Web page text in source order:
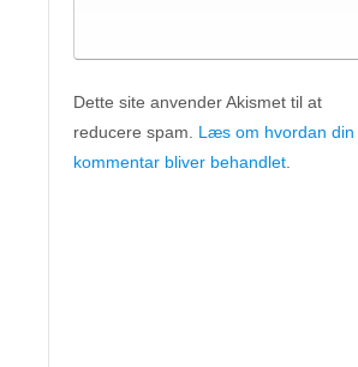
Dette site anvender Akismet til at
reducere spam. Læs om hvordan din
kommentar bliver behandlet